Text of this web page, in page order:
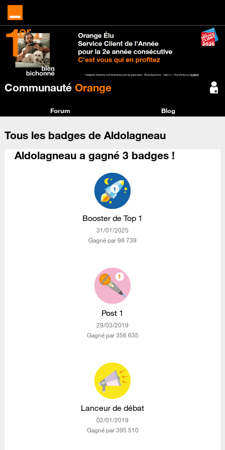
Communauté Orange
Forum Blog
Tous les badges de Aldolagneau
Aldolagneau a gagné 3 badges !
Booster de Top 1
‎31/01/2025
Gagné par 98 739
Post 1
‎29/03/2019
Gagné par 356 635
Lanceur de débat
‎02/01/2019
Gagné par 395 510